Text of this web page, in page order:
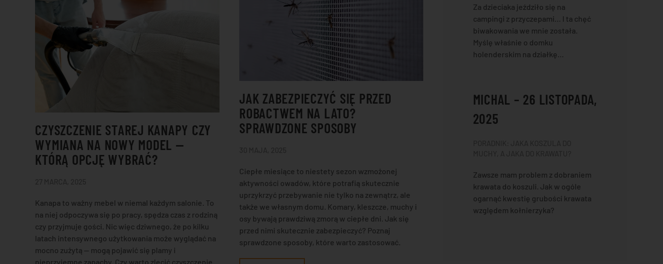
JAK ZABEZPIECZYĆ SIĘ PRZED
ROBACTWEM NA LATO?
SPRAWDZONE SPOSOBY
Ciepłe miesiące to niestety sezon wzmożonej
aktywności owadów, które potrafią skutecznie
uprzykrzyć przebywanie nie tylko na zewnątrz, ale
także we własnym domu. Komary, kleszcze, muchy i
osy bywają prawdziwą zmorą w ciepłe dni. Jak się
przed nimi skutecznie zabezpieczyć? Poznaj
sprawdzone sposoby, które warto zastosować.
CZYSZCZENIE STAREJ KANAPY CZY
WYMIANA NA NOWY MODEL —
KTÓRĄ OPCJĘ WYBRAĆ?
Kanapa to ważny mebel w niemal każdym salonie. To
na niej odpoczywa się po pracy, spędza czas z rodziną
czy przyjmuje gości. Nic więc dziwnego, że po kilku
latach intensywnego użytkowania może wyglądać na
mocno zużytą — mogą pojawić się plamy i
nieprzyjemne zapachy. Czy warto zlecić czyszczenie
Za dzieciaka jeździło się na
campingi z przyczepami… I ta chęć
biwakowania we mnie została.
Myślę właśnie o domku
holenderskim na działkę…
MICHAL – 26 LISTOPADA,
2025
Zawsze mam problem z dobraniem
krawata do koszuli. Jak w ogóle
ogarnąć kwestię grubości krawata
względem kołnierzyka?